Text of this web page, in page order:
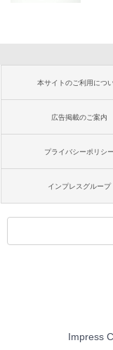
本サイトのご利用につ
広告掲載のご案内
プライバシーポリシー
インプレスグループ
Impress